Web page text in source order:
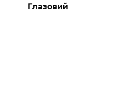
Глазовий